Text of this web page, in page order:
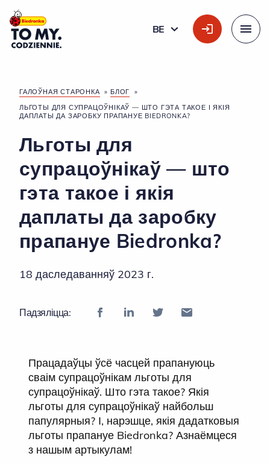
Галоўны лагатып
BE
БЕЛАРУСКАЯ
ГАЛОЎНАЯ СТАРОНКА » БЛОГ
»
ЛЬГОТЫ ДЛЯ СУПРАЦОЎНІКАЎ — ШТО ГЭТА ТАКОЕ І ЯКІЯ
ДАПЛАТЫ ДА ЗАРОБКУ ПРАПАНУЕ BIEDRONKA?
Льготы для
супрацоўнікаў — што
гэта такое і якія
даплаты да заробку
прапануе Biedronka?
18 даследаванняў 2023 г.
Падзяліцца:
Працадаўцы ўсё часцей прапануюць
сваім супрацоўнікам льготы для
супрацоўнікаў. Што гэта такое? Якія
льготы для супрацоўнікаў найбольш
папулярныя? І, нарэшце, якія дадатковыя
льготы прапануе Biedronka? Азнаёмцеся
з нашым артыкулам!